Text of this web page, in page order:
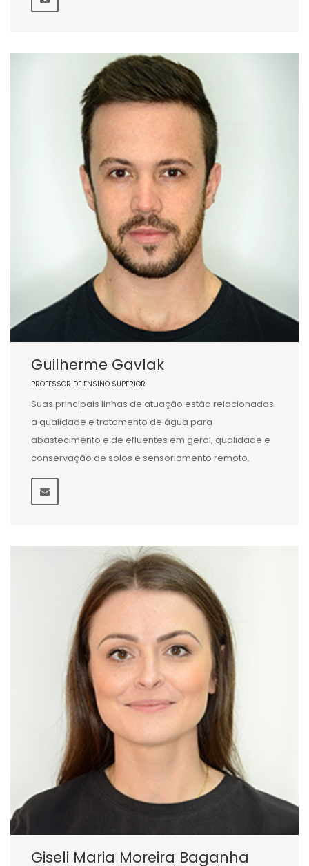
Guilherme Gavlak
PROFESSOR DE ENSINO SUPERIOR
Suas principais linhas de atuação estão relacionadas
a qualidade e tratamento de água para
abastecimento e de efluentes em geral, qualidade e
conservação de solos e sensoriamento remoto.
Giseli Maria Moreira Baganha